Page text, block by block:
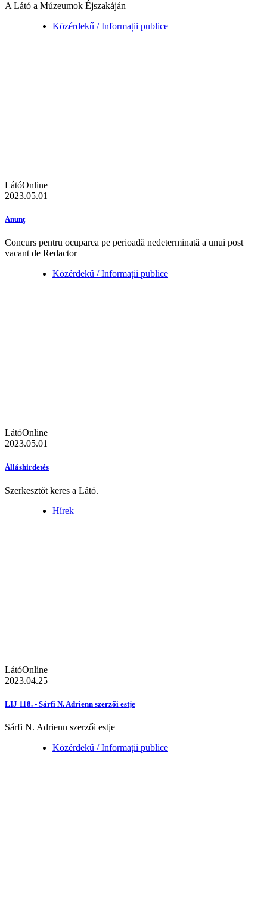
A Látó a Múzeumok Éjszakáján
Közérdekű / Informații publice
LátóOnline
2023.05.01
Anunţ
Concurs pentru ocuparea pe perioadă nedeterminată a unui post
vacant de Redactor
Közérdekű / Informații publice
LátóOnline
2023.05.01
Álláshirdetés
Szerkesztőt keres a Látó.
Hírek
LátóOnline
2023.04.25
LIJ 118. - Sárfi N. Adrienn szerzői estje
Sárfi N. Adrienn szerzői estje
Közérdekű / Informații publice